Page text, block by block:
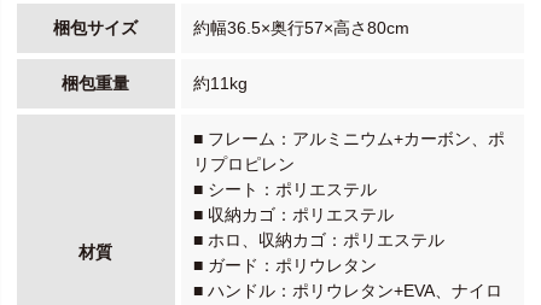
梱包サイズ 約幅36.5×奥行57×高さ80cm
梱包重量 約11kg
材質
■ フレーム：アルミニウム+カーボン、ポ
リプロピレン
■ シート：ポリエステル
■ 収納カゴ：ポリエステル
■ ホロ、収納カゴ：ポリエステル
■ ガード：ポリウレタン
■ ハンドル：ポリウレタン+EVA、ナイロ